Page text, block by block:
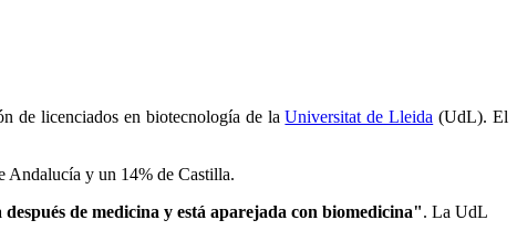
de licenciados en biotecnología de laUniversitat de Lleida (UdL). El
Andalucía y un 14% de Castilla.
de medicina y está aparejada con biomedicina". La UdL